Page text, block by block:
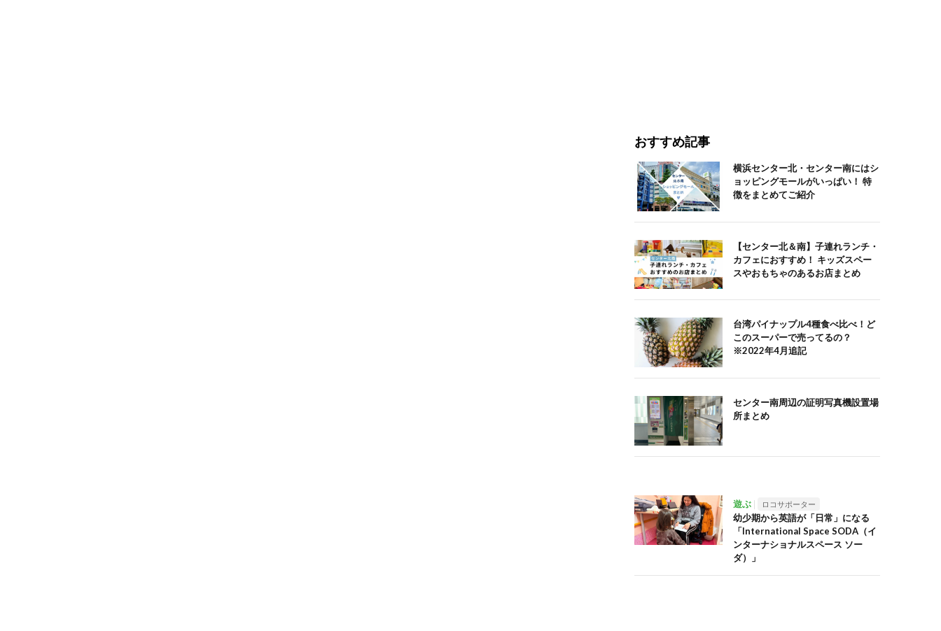
おすすめ記事
横浜センター北・センター南にはシ
ョッピングモールがいっぱい！ 特
徴をまとめてご紹介
【センター北＆南】子連れランチ・
カフェにおすすめ！ キッズスペー
スやおもちゃのあるお店まとめ
台湾パイナップル4種食べ比べ！ど
このスーパーで売ってるの？
※2022年4月追記
センター南周辺の証明写真機設置場
所まとめ
遊ぶ ロコサポーター
幼少期から英語が「日常」になる
「International Space SODA（イ
ンターナショナルスペース ソー
ダ）」